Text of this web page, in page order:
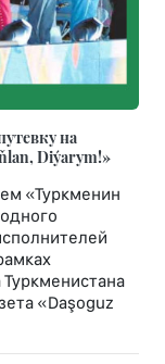
на
Diýarym!»
«Туркменин
«Daşoguz